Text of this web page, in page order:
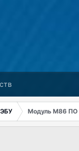
Модуль М86 ПО